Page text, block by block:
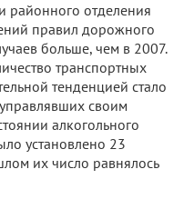
районного отделения
правил дорожного
больше, чем в 2007.
транспортных
тенденцией стало
своим
алкогольного
установлено 23
их число равнялось